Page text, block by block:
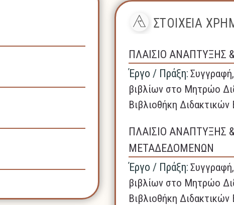
ΣΤΟΙΧΕΙΑ
ΠΛΑΙΣΙΟ ΑΝΑΠΤΥΞΗΣ
Έργο / Πράξη:
βιβλίων στο Μητρώο
Βιβλιοθήκη
ΠΛΑΙΣΙΟ
ΜΕΤΑΔΕΔΟΜΕΝΩΝ
Έργο / Πράξη:
βιβλίων στο Μητρώο
Βιβλιοθήκη